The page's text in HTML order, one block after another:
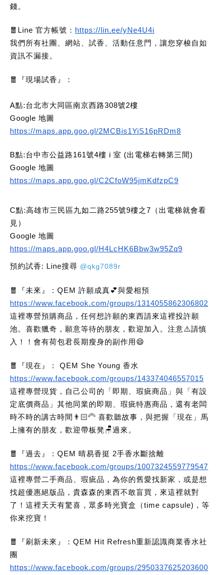
錢。
🧧Line 官方帳號： https://lin.ee/yNe4U4i
我們所有社團、網站、試香、活動任意門，讓您穿梭自如
資訊不漏接。
🧧 『現場試香』：
A點:台北市大同區南京西路308號2樓
Google 地圖
https://maps.app.goo.gl/2MCBis1YiS16pRDm8
B點:台中市公益路161號4樓 i 室 (出電梯右轉第三間)
Google 地圖
https://maps.app.goo.gl/C2CfoW95jmKdfzpC9
C點:高雄市三民區九如二路255號9樓之7（出電梯就會看
見）
Google 地圖
https://maps.app.goo.gl/H4LcHK6Bbw3w95Zq9
預約試香: Line搜尋 @qkg7089r
🧧『未來』：QEM 許願成真💕與愛相預
https://www.facebook.com/groups/1314055862306802
這裡專營預購商品，任何想許願的東西請來這裡投許願
池。喜歡獵奇，願意等待的朋友，歡迎加入。注意⚠️請慎
入！！會有荷包君長期瘦身的副作用😄
🧧『現在』： QEM She Young 香水
https://www.facebook.com/groups/143374046557015
這裡專營現貨，自己公司的「即期、瑕疵商品」與「有設
定底價商品」其他同業的即期、瑕疵特惠商品，還有老闆
時不時的講古時間👨🏻‍🦳 喜歡聽故事，與把握「現在」馬
上擁有的朋友，歡迎帶板凳🪑過來。
🧧『過去』：QEM 晴易香挺 2手香水斷捨離
https://www.facebook.com/groups/1007324559779547
這裡專營二手商品、瑕疵品，為你的舊愛找新家，或是想
找超優惠絕版品，貴森森的東西不敢盲買，來這裡就對
了！這裡天天有驚喜，眾多時光寶盒（time capsule)，等
你來挖寶！
🧧『刷新未來』：QEM Hit Refresh重新認識商業香水社
團
https://www.facebook.com/groups/2950337625203600